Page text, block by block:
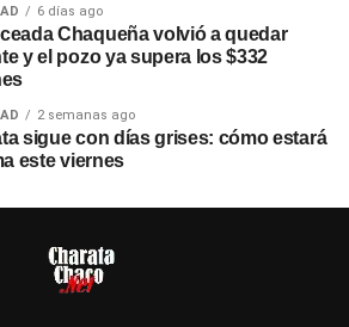
6 días ago
Chaqueña volvió a quedar
y el pozo ya supera los $332
2 semanas ago
sigue con días grises: cómo estará
este viernes